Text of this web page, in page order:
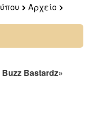
Αρχείο
Bastardz»